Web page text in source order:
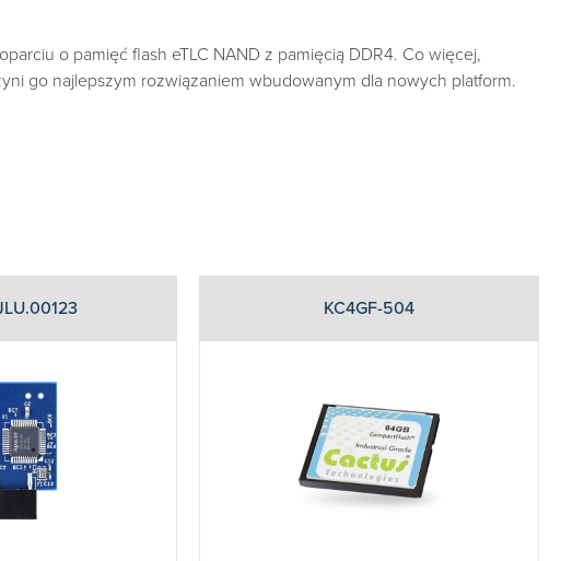
o pamięć flash eTLC NAND z pamięcią DDR4. Co więcej,
go najlepszym rozwiązaniem wbudowanym dla nowych platform.
KC4GF-504